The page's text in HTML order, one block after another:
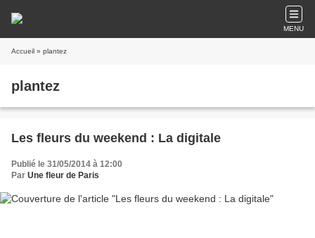
MENU
Accueil » plantez
plantez
Les fleurs du weekend : La digitale
Publié le 31/05/2014 à 12:00
Par Une fleur de Paris